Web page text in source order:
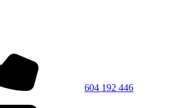
604 192 446